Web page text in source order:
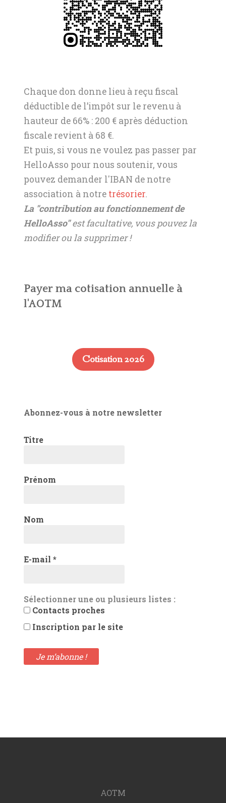
Chaque don donne lieu à reçu fiscal
déductible de l’impôt sur le revenu à
hauteur de 66% : 200 € après déduction
fiscale revient à 68 €.
Et puis, si vous ne voulez pas passer par
HelloAsso pour nous soutenir, vous
pouvez demander l'IBAN de notre
association à notre trésorier.
La "contribution au fonctionnement de
HelloAsso"est facultative, vous pouvez la
modifier ou la supprimer !
Payer ma cotisation annuelle à
l'AOTM
Cotisation 2026
Abonnez-vous à notre newsletter
Titre
Prénom
Nom
E-mail *
Sélectionner une ou plusieurs listes :
Contacts proches
Inscription par le site
AOTM